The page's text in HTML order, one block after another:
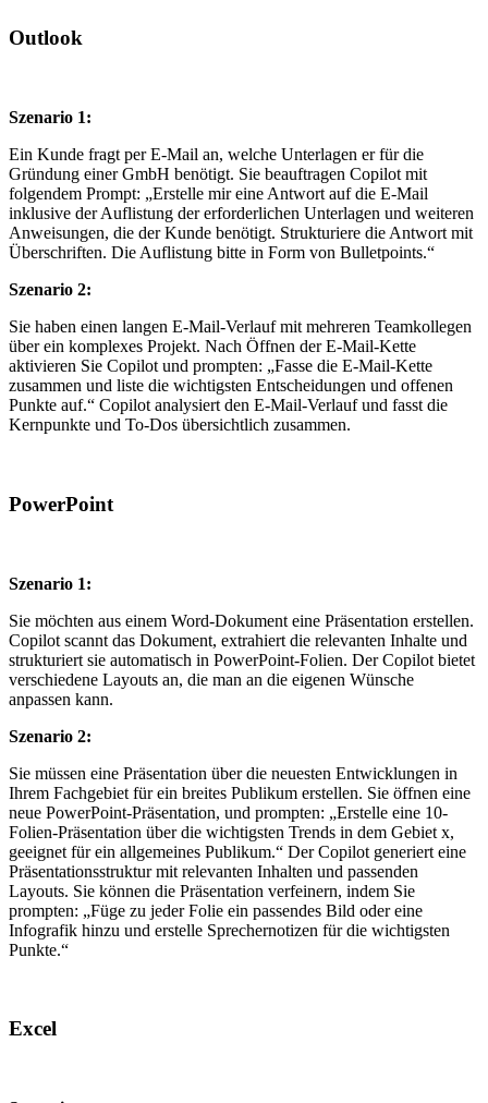
Outlook
Szenario 1:
Ein Kunde fragt per E-Mail an, welche Unterlagen er für die
Gründung einer GmbH benötigt. Sie beauftragen Copilot mit
folgendem Prompt: „Erstelle mir eine Antwort auf die E-Mail
inklusive der Auflistung der erforderlichen Unterlagen und weiteren
Anweisungen, die der Kunde benötigt. Strukturiere die Antwort mit
Überschriften. Die Auflistung bitte in Form von Bulletpoints.“
Szenario 2:
Sie haben einen langen E-Mail-Verlauf mit mehreren Teamkollegen
über ein komplexes Projekt. Nach Öffnen der E-Mail-Kette
aktivieren Sie Copilot und prompten: „Fasse die E-Mail-Kette
zusammen und liste die wichtigsten Entscheidungen und offenen
Punkte auf.“ Copilot analysiert den E-Mail-Verlauf und fasst die
Kernpunkte und To-Dos übersichtlich zusammen.
PowerPoint
Szenario 1:
Sie möchten aus einem Word-Dokument eine Präsentation erstellen.
Copilot scannt das Dokument, extrahiert die relevanten Inhalte und
strukturiert sie automatisch in PowerPoint-Folien. Der Copilot bietet
verschiedene Layouts an, die man an die eigenen Wünsche
anpassen kann.
Szenario 2:
Sie müssen eine Präsentation über die neuesten Entwicklungen in
Ihrem Fachgebiet für ein breites Publikum erstellen. Sie öffnen eine
neue PowerPoint-Präsentation, und prompten: „Erstelle eine 10-
Folien-Präsentation über die wichtigsten Trends in dem Gebiet x,
geeignet für ein allgemeines Publikum.“ Der Copilot generiert eine
Präsentationsstruktur mit relevanten Inhalten und passenden
Layouts. Sie können die Präsentation verfeinern, indem Sie
prompten: „Füge zu jeder Folie ein passendes Bild oder eine
Infografik hinzu und erstelle Sprechernotizen für die wichtigsten
Punkte.“
Excel